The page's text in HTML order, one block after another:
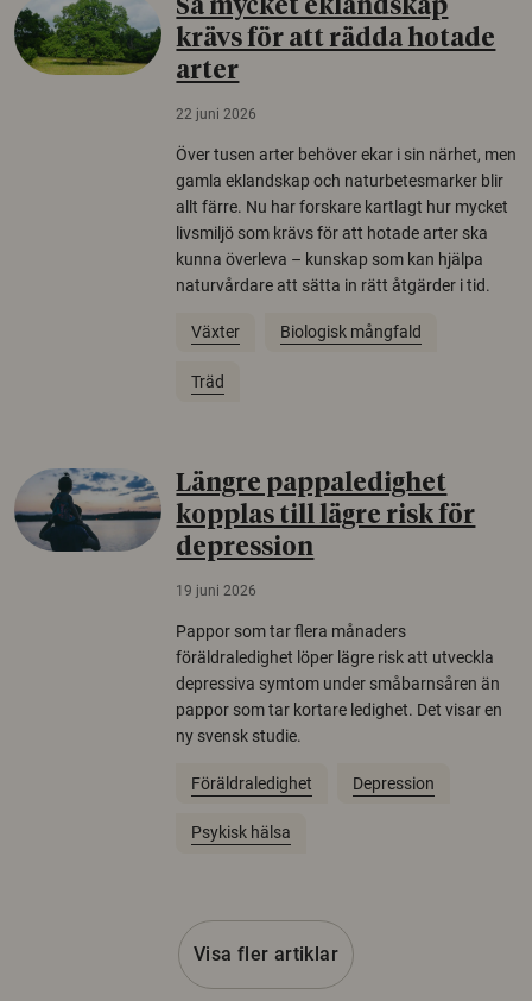
Så mycket eklandskap
krävs för att rädda hotade
arter
22 juni 2026
Över tusen arter behöver ekar i sin närhet, men
gamla eklandskap och naturbetesmarker blir
allt färre. Nu har forskare kartlagt hur mycket
livsmiljö som krävs för att hotade arter ska
kunna överleva – kunskap som kan hjälpa
naturvårdare att sätta in rätt åtgärder i tid.
Växter Biologisk mångfald
Träd
Längre pappaledighet
kopplas till lägre risk för
depression
19 juni 2026
Pappor som tar flera månaders
föräldraledighet löper lägre risk att utveckla
depressiva symtom under småbarnsåren än
pappor som tar kortare ledighet. Det visar en
ny svensk studie.
Föräldraledighet Depression
Psykisk hälsa
Visa fler artiklar